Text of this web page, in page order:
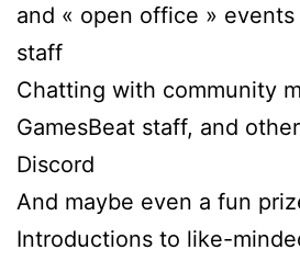
and « open office »
staff
Chatting with community
GamesBeat staff, and
Discord
And maybe even a fun
Introductions to like-